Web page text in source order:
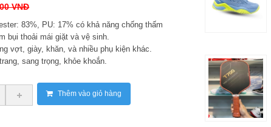
VNĐ
83%, PU: 17% có khả năng chống thấm
bụi thoải mái giặt và vệ sinh.
vợt, giày, khăn, và nhiều phụ kiện khác.
sang trọng, khỏe khoắn.
Thêm vào giỏ hàng